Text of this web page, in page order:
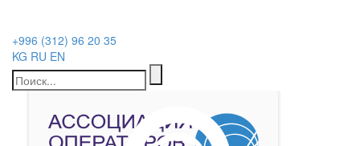
+996 (312) 96 20 35
KG RU EN